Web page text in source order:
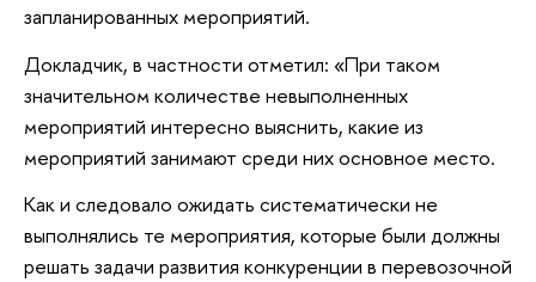
запланированных мероприятий.
Докладчик, в частности отметил: «При таком
значительном количестве невыполненных
мероприятий интересно выяснить, какие из
мероприятий занимают среди них основное место.
Как и следовало ожидать систематически не
выполнялись те мероприятия, которые были должны
решать задачи развития конкуренции в перевозочной